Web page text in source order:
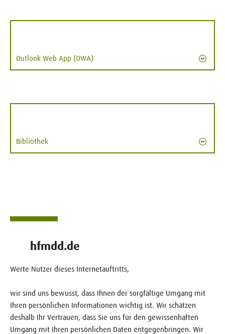
Outlook Web App (OWA)
Bibliothek
hfmdd.de
Werte Nutzer dieses Internetauftritts,
wir sind uns bewusst, dass Ihnen der sorgfältige Umgang mit
Ihren persönlichen Informationen wichtig ist. Wir schätzen
deshalb Ihr Vertrauen, dass Sie uns für den gewissenhaften
Umgang mit Ihren persönlichen Daten entgegenbringen. Wir